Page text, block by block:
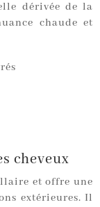
dérivée de la
chaude et
cheveux
et offre une
extérieures. Il